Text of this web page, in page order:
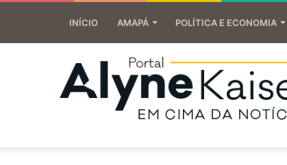
INÍCIO AMAPÁ POLÍTICA E ECONOMIA